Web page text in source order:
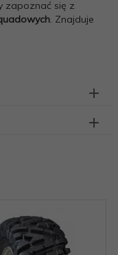
zapoznać się z
. Znajduje